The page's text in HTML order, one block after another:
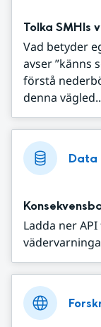
Tolka SMHIs
Vad betyder
avser ”känns
förstå
denna
Data
Ladda ner